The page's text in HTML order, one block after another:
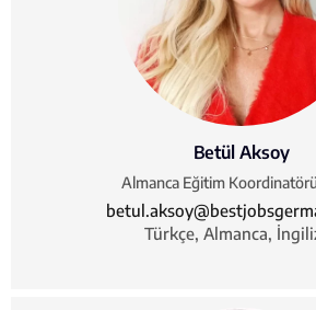
Betül Aksoy
Almanca Eğitim
Türkçe, Almanca,